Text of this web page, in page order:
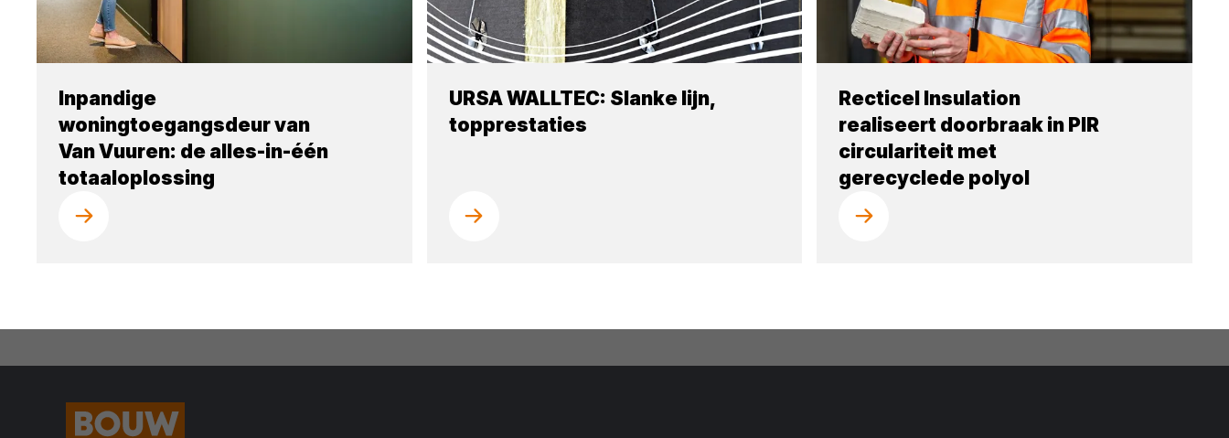
Inpandige
woningtoegangsdeur van
Van Vuuren: de alles-in-één
totaaloplossing
URSA WALLTEC: Slanke lijn,
topprestaties
Recticel Insulation
realiseert doorbraak in PIR
circulariteit met
gerecyclede polyol